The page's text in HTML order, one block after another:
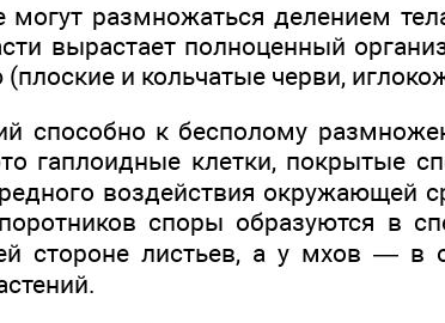
размножаться делением
вырастает полноценный
и кольчатые черви,
способно к бесполому
гаплоидные клетки, покрытые
воздействия окружающей
споры образуются в
стороне листьев, а у мхов — в